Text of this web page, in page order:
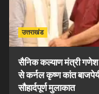
उत्तराखंड
सैनिक कल्याण मंत्री गणेश
से कर्नल कृष्ण कांत
सौहार्दपूर्ण मुलाकात